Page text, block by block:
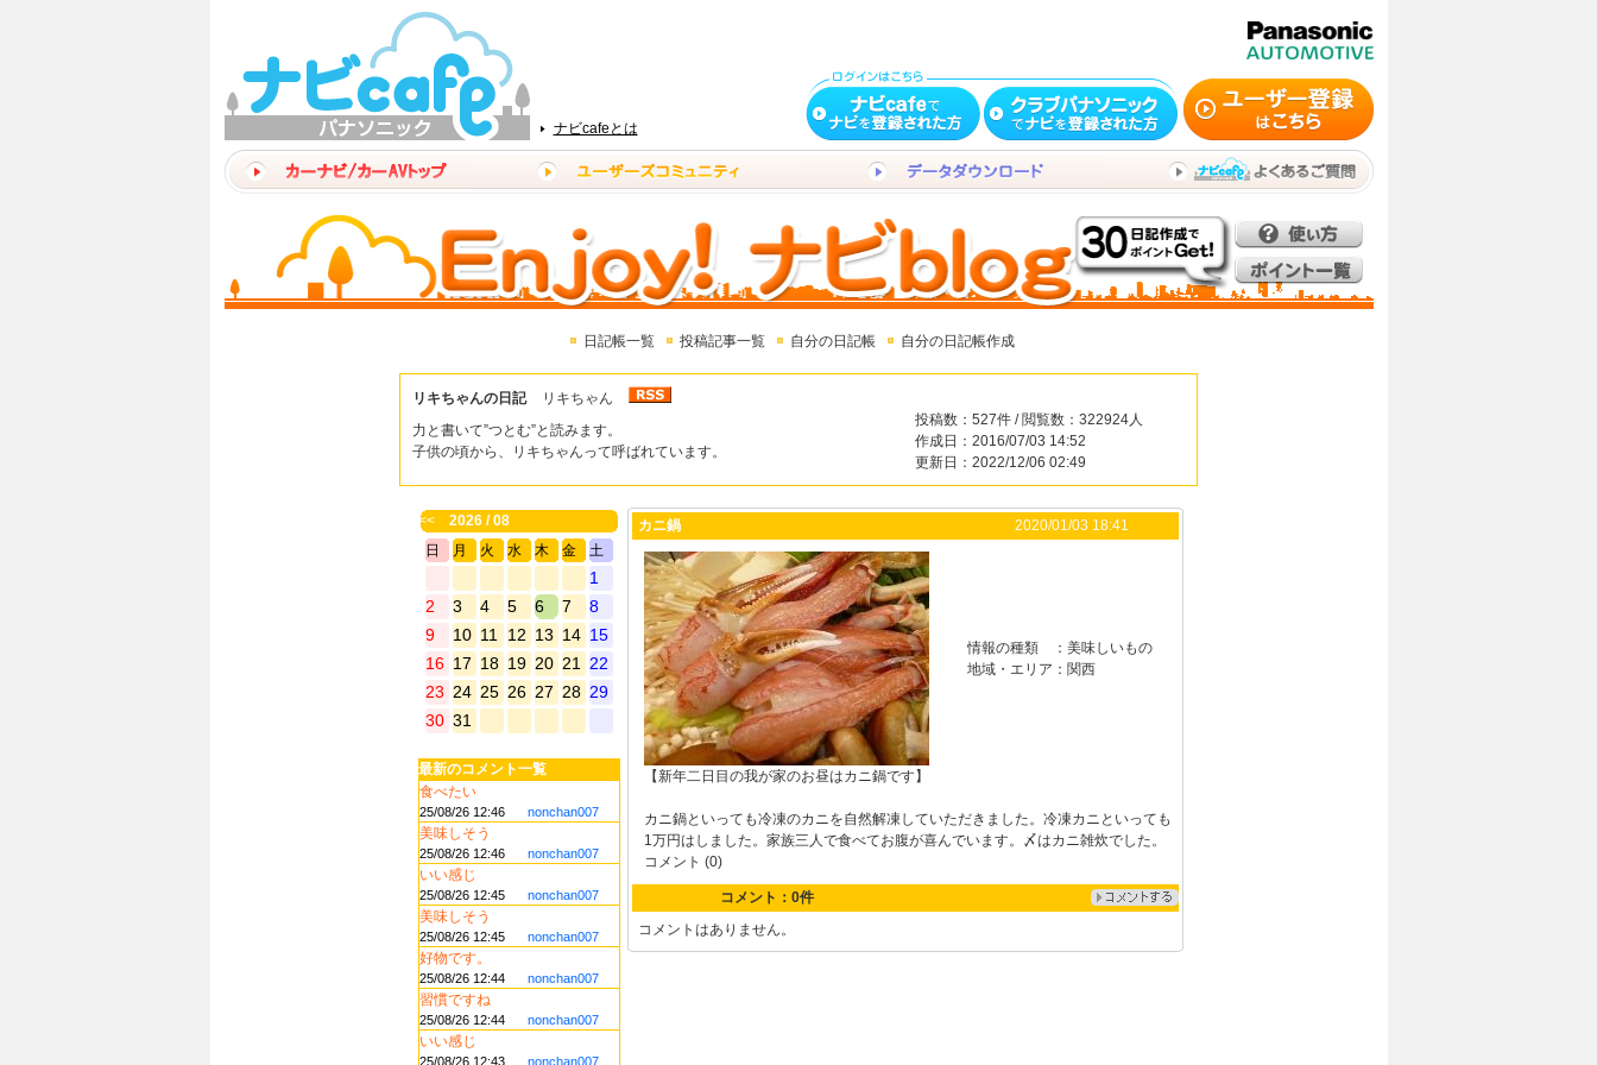
ナビcafeとは
日記帳一覧 投稿記事一覧 自分の日記帳 自分の日記帳作成
リキちゃんの日記
リキちゃん
力と書いて”つとむ”と読みます。
子供の頃から、リキちゃんって呼ばれています。
投稿数：527件 / 閲覧数：322924人
作成日：2016/07/03 14:52
更新日：2022/12/06 02:49
<<
2026 / 08
日
月 火 水 木 金 土
1
2
3 4 5 6 7
8
9
10 11 12 13 14 15
16 17 18 19 20 21
22
23 24 25 26 27 28 29
30 31
最新のコメント一覧
食べたい
25/08/26 12:46 nonchan007
美味しそう
25/08/26 12:46 nonchan007
いい感じ
25/08/26 12:45 nonchan007
美味しそう
25/08/26 12:45 nonchan007
好物です。
25/08/26 12:44 nonchan007
習慣ですね
25/08/26 12:44 nonchan007
いい感じ
25/08/26 12:43 nonchan007
カニ鍋 2020/01/03 18:41
情報の種類 ： 美味しいもの
地域・エリア ： 関西
【新年二日目の我が家のお昼はカニ鍋です】
カニ鍋といっても冷凍のカニを自然解凍していただきました。冷凍カニといっても
1万円はしました。家族三人で食べてお腹が喜んでいます。〆はカニ雑炊でした。
コメント (0)
コメント：0件
コメントはありません。